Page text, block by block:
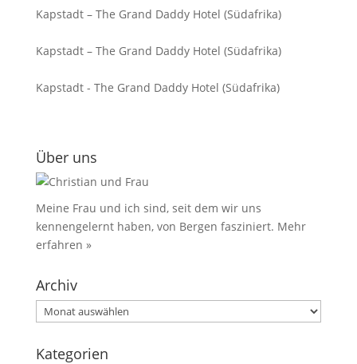
Kapstadt – The Grand Daddy Hotel (Südafrika)
Kapstadt – The Grand Daddy Hotel (Südafrika)
Kapstadt - The Grand Daddy Hotel (Südafrika)
Über uns
Meine Frau und ich sind, seit dem wir uns
kennengelernt haben, von Bergen fasziniert. Mehr
erfahren »
Archiv
Archiv
Kategorien